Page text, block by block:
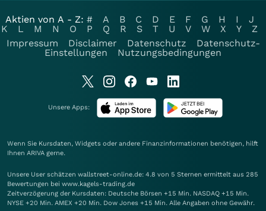
Aktien von A - Z: # A B C D E F G H I
J
K
L M N O P Q R S T U V W X Y
Z
Impressum
Disclaimer Datenschutz
Datenschutz-
Einstellungen
Nutzungsbedingungen
Unsere Apps:
Wenn Sie Kursdaten, Widgets oder andere Finanzinformationen benötigen, hilft
Ihnen ARIVA gerne.
Unsere User schätzen wallstreet-online.de: 4.8 von 5 Sternen ermittelt aus 285
Bewertungen bei www.kagels-trading.de
Zeitverzögerung der Kursdaten: Deutsche Börsen +15 Min. NASDAQ +15 Min.
NYSE +20 Min. AMEX +20 Min. Dow Jones +15 Min. Alle Angaben ohne Gewähr.